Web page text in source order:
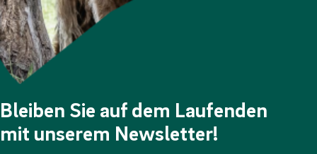
Bleiben Sie auf dem Laufenden
mit unserem Newsletter!